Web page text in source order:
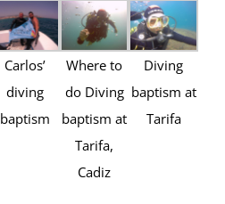
Carlos’
diving
baptism
Where to
do Diving
baptism at
Tarifa,
Cadiz
Diving
baptism at
Tarifa